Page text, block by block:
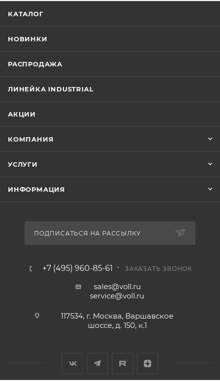
КАТАЛОГ
НОВИНКИ
РАСПРОДАЖА
ЛИНЕЙКА INDUSTRIAL
АКЦИИ
КОМПАНИЯ
УСЛУГИ
ИНФОРМАЦИЯ
ПОДПИСАТЬСЯ НА РАССЫЛКУ
+7 (495) 960-85-61 ЗАКАЗАТЬ ЗВОНОК
sales@voll.ru
service@voll.ru
117534, г. Москва, Варшавское
шоссе, д. 150, к.1